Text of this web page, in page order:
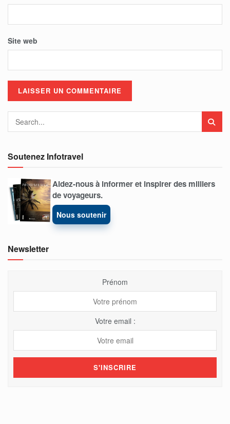
Site web
Soutenez Infotravel
Aidez-nous à informer et inspirer des milliers
de voyageurs.
Nous soutenir
Newsletter
Prénom
Votre email :